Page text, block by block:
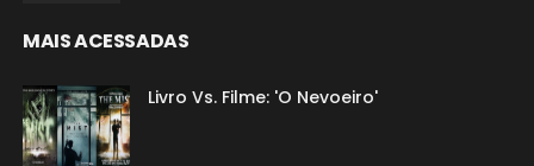
MAIS ACESSADAS
Livro Vs. Filme: 'O Nevoeiro'